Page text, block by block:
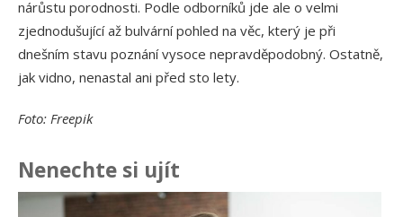
nárůstu porodnosti. Podle odborníků jde ale o velmi
zjednodušující až bulvární pohled na věc, který je při
dnešním stavu poznání vysoce nepravděpodobný. Ostatně,
jak vidno, nenastal ani před sto lety.
Foto: Freepik
Nenechte si ujít